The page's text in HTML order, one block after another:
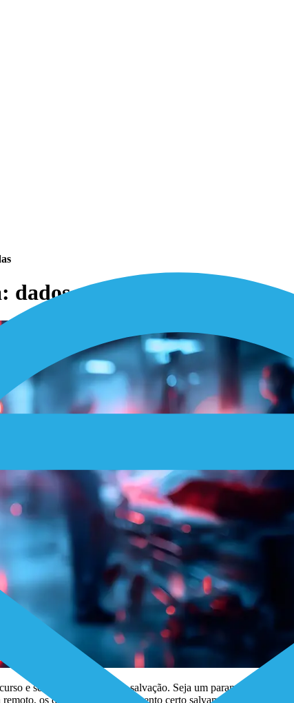
que salvam vidas
e se torna uma tábua de salvação. Seja um paramédico
os dados certos no momento certo salvam vidas. Durante